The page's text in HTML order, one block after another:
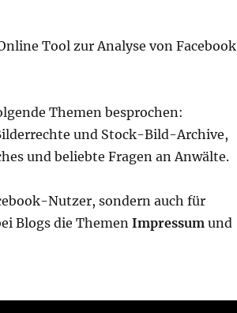
Tool zur Analyse von Facebook
Themen besprochen:
und Stock-Bild-Archive,
und beliebte Fragen an Anwälte.
Nutzer, sondern auch für
Blogs die Themen Impressum und